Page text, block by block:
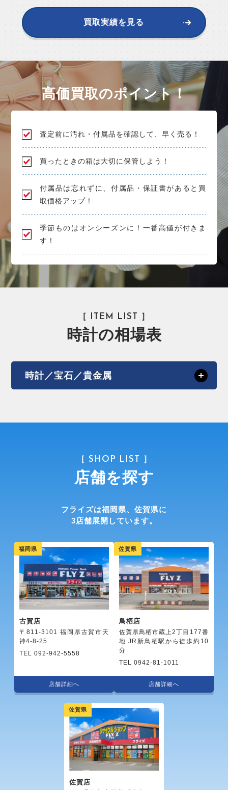
買取実績を見る
高価買取のポイント！
査定前に汚れ・付属品を確認して、早く売る！
買ったときの箱は大切に保管しよう！
付属品は忘れずに、付属品・保証書があると買
取価格アップ！
季節ものはオンシーズンに！一番高値が付きま
す！
［ ITEM LIST ］
時計の相場表
時計／宝石／貴金属
［ SHOP LIST ］
店舗を探す
フライズは福岡県、佐賀県に
3店舗展開しています。
福岡県
古賀店
〒811-3101 福岡県古賀市天
神4-8-25
TEL 092-942-5558
店舗詳細へ
佐賀県
鳥栖店
佐賀県鳥栖市蔵上2丁目177番
地 JR新鳥栖駅から徒歩約10
分
TEL 0942-81-1011
店舗詳細へ
佐賀県
佐賀店